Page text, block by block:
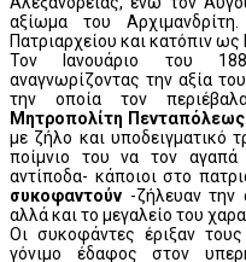
αξίωμα του
Πατριαρχείου και κατόπιν
Τον Ιανουάριο του
αναγνωρίζοντας την αξία
την οποία τον
Μητροπολίτη Πενταπόλεως
με ζήλο και υποδειγματικό
ποίμνιο του να τον
αντίποδα- κάποιοι στο
συκοφαντούν -ζήλευαν την
αλλά και το μεγαλείο του
Οι συκοφάντες έριξαν
γόνιμο έδαφος στον